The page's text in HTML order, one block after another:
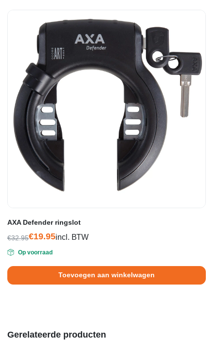
AXA Defender ringslot
€32.95
prijs
was:
€19.95
prijs
is:
incl. BTW
Op voorraad
Toevoegen aan winkelwagen
Gerelateerde producten